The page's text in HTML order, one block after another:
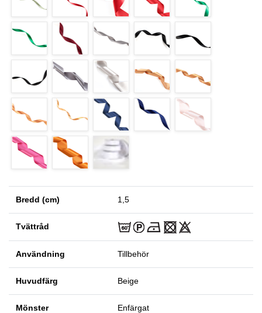
Bredd (cm) 1,5
Tvättråd
Användning Tillbehör
Huvudfärg Beige
Mönster Enfärgat